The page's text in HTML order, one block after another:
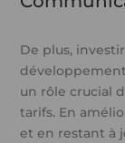
De plus,
un rôle crucial
tarifs. En
et en restant à